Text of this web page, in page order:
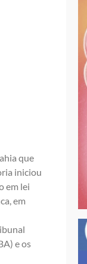
que
iniciou
em lei
em
e os